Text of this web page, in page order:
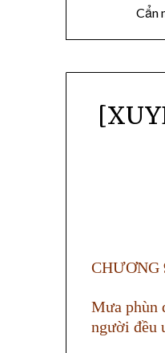
Cẩn
CHƯƠNG
Mưa phùn
người đều